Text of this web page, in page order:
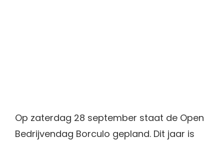
Op zaterdag 28 september staat de Open
Bedrijvendag Borculo gepland. Dit jaar is